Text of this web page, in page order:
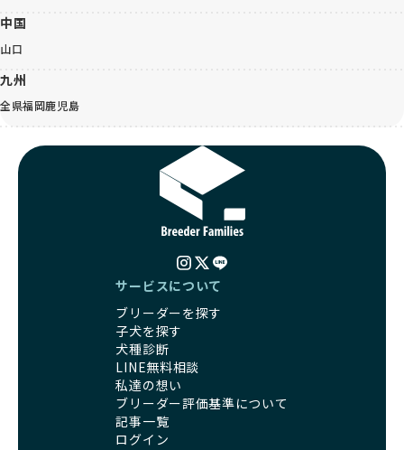
中国
山口
九州
全県福岡鹿児島
サービスについて
ブリーダーを探す
子犬を探す
犬種診断
LINE無料相談
私達の想い
ブリーダー評価基準について
記事一覧
ログイン